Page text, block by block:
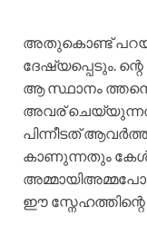
അതുകൊണ്ട്
ദേഷ്യപ്പെടും.
ആ സ്ഥാനം
അവര്
പിന്നീടത്
കാണുന്നതും
ഈ